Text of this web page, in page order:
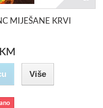
MIJEŠANE KRVI
Više